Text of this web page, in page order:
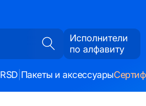
Исполнители
по алфавиту
RSD Пакеты и аксессуары